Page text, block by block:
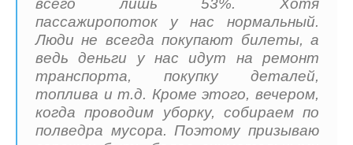
всего лишь 53%. Хотя
пассажиропоток у нас нормальный.
Люди не всегда покупают билеты, а
ведь деньги у нас идут на ремонт
транспорта, покупку деталей,
топлива и т.д. Кроме этого, вечером,
когда проводим уборку, собираем по
полведра мусора. Поэтому призываю